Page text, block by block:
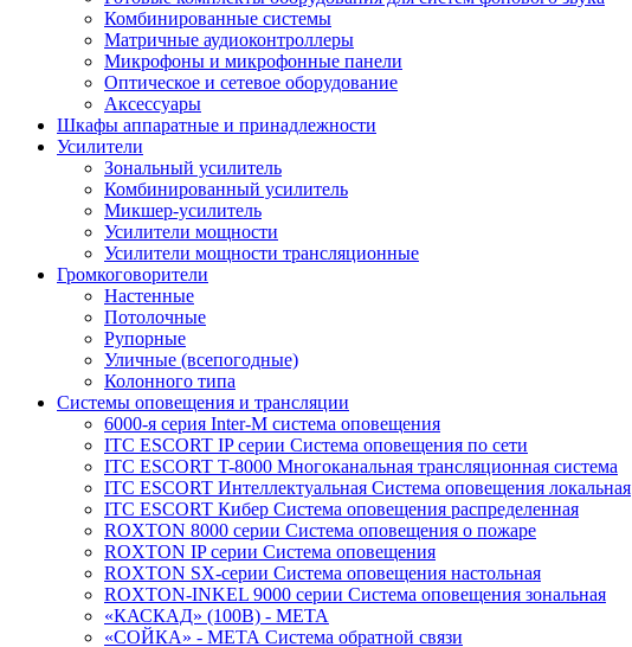
Комбинированные системы
Матричные аудиоконтроллеры
Микрофоны и микрофонные панели
Оптическое и сетевое оборудование
Аксессуары
Шкафы аппаратные и принадлежности
Усилители
Зональный усилитель
Комбинированный усилитель
Микшер-усилитель
Усилители мощности
Усилители мощности трансляционные
Громкоговорители
Настенные
Потолочные
Рупорные
Уличные (всепогодные)
Колонного типа
Системы оповещения и трансляции
6000-я серия Inter-M система оповещения
ITC ESCORT IP серии Система оповещения по сети
ITC ESCORT T-8000 Многоканальная трансляционная система
ITC ESCORT Интеллектуальная Система оповещения локальная
ITC ESCORT Кибер Система оповещения распределенная
ROXTON 8000 серии Система оповещения о пожаре
ROXTON IP серии Система оповещения
ROXTON SX-серии Система оповещения настольная
ROXTON-INKEL 9000 серии Система оповещения зональная
«КАСКАД» (100В) - МЕТА
«СОЙКА» - МЕТА Система обратной связи